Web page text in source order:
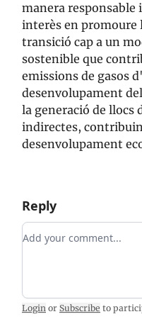
manera responsable
interès en promoure
transició cap a un
sostenible que
emissions de gasos
desenvolupament
la generació de llocs
indirectes,
desenvolupament
Reply
Add your comment
Login or Subscribe to